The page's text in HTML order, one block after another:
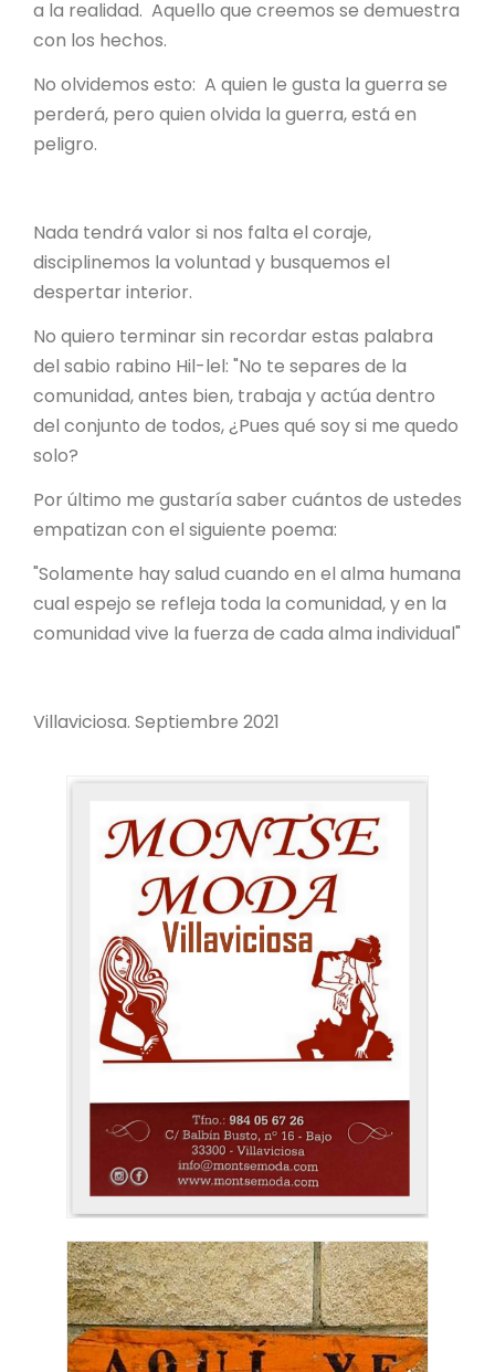
a la realidad. Aquello que creemos se demuestra
con los hechos.
No olvidemos esto: A quien le gusta la guerra se
perderá, pero quien olvida la guerra, está en
peligro.
Nada tendrá valor si nos falta el coraje,
disciplinemos la voluntad y busquemos el
despertar interior.
No quiero terminar sin recordar estas palabra
del sabio rabino Hil-lel: "No te separes de la
comunidad, antes bien, trabaja y actúa dentro
del conjunto de todos, ¿Pues qué soy si me quedo
solo?
Por último me gustaría saber cuántos de ustedes
empatizan con el siguiente poema:
"Solamente hay salud cuando en el alma humana
cual espejo se refleja toda la comunidad, y en la
comunidad vive la fuerza de cada alma individual"
Villaviciosa. Septiembre 2021